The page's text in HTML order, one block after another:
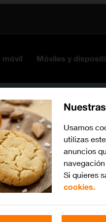
móvil Móviles y
Usamos
utilizas
anuncios
Si quieres
cookies.